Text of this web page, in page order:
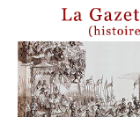
contenu